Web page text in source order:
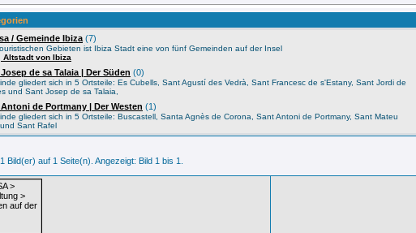
/ Gemeinde Ibiza (7)
Gebieten ist Ibiza Stadt eine von fünf Gemeinden auf der Insel
Altstadt von Ibiza
de sa Talaia | Der Süden (0)
gliedert sich in 5 Ortsteile: Es Cubells, Sant Agustí des Vedrà, Sant Francesc de s'Estany, Sant Jordi de
und Sant Josep de sa Talaia,
de Portmany | Der Westen (1)
gliedert sich in 5 Ortsteile: Buscastell, Santa Agnès de Corona, Sant Antoni de Portmany, Sant Mateu
Sant Rafel
Bild(er) auf 1 Seite(n). Angezeigt: Bild 1 bis 1.